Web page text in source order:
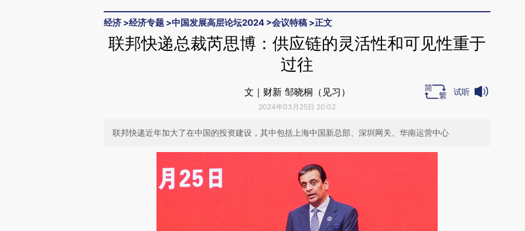
经济 >经济专题 >中国发展高层论坛2024 >会议特稿 >正文
联邦快递总裁芮思博：供应链的灵活性和可见性重于
过往
文｜财新 邹晓桐（见习）
2024年03月25日 20:02
试听
联邦快递近年加大了在中国的投资建设，其中包括上海中国新总部、深圳网关、华南运营中心